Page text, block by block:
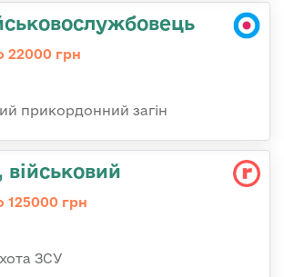
22000 грн
прикордонний загін
125000 грн
ЗСУ